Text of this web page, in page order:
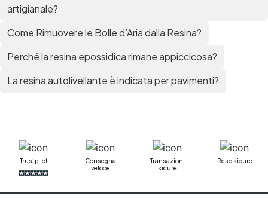
artigianale?
Come Rimuovere le Bolle d’Aria dalla Resina?
Perché la resina epossidica rimane appiccicosa?
La resina autolivellante è indicata per pavimenti?
Trustpilot
Consegna
veloce
Transazioni
sicure
Reso sicuro